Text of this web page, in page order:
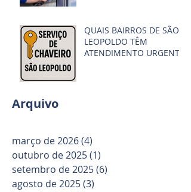
QUAIS BAIRROS DE SÃO
LEOPOLDO TÊM
ATENDIMENTO URGENTE
Arquivo
março de 2026(4)
outubro de 2025(1)
setembro de 2025(6)
agosto de 2025(3)